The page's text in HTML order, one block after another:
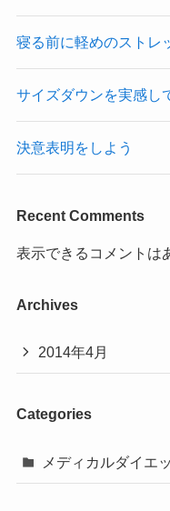
寝る前に軽めのストレ
サイズダウンを実感し
決意表明をしよう
Recent Comments
表示できるコメントは
Archives
2014年4月
Categories
メディカルダイエ